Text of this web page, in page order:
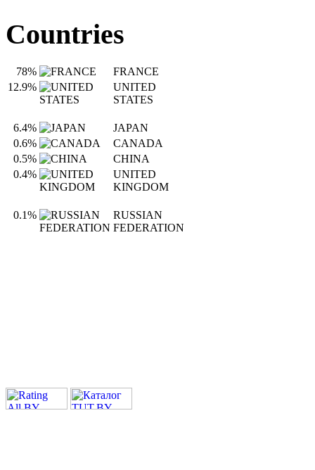
Countries
78%
FRANCE
12.9%
UNITED
STATES
6.4%
JAPAN
0.6%
CANADA
0.5%
CHINA
0.4%
UNITED
KINGDOM
0.1%
RUSSIAN
FEDERATION